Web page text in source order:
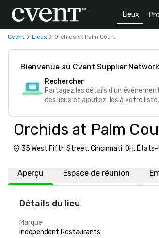
Lieux
Cvent Lieux Orchids at Palm Court
Bienvenue au Cvent Supplier
Rechercher
Partagez les détails d'un
des lieux et ajoutez-les à votre liste.
Orchids at Palm
35 West Fifth Street, Cincinnati, OH,
Aperçu Espace de réunion
Détails du lieu
Marque
Independent Restaurants